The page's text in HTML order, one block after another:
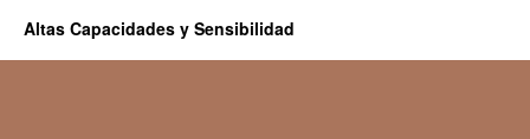
Altas Capacidades y Sensibilidad